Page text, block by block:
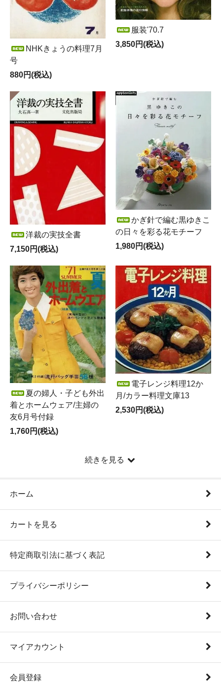
NHKきょうの料理7月
号
880円(税込)
服装'70.7
3,850円(税込)
洋裁の実技全書
7,150円(税込)
かぎ針で編む黒ゆきこ
の日々を彩る花モチーフ
1,980円(税込)
夏の婦人・子ども外出
着とホームウェア/主婦の
友6月号付録
1,760円(税込)
電子レンジ料理12か
月/カラー料理文庫13
2,530円(税込)
続きを見る
ホーム
カートを見る
特定商取引法に基づく表記
プライバシーポリシー
お問い合わせ
マイアカウント
会員登録